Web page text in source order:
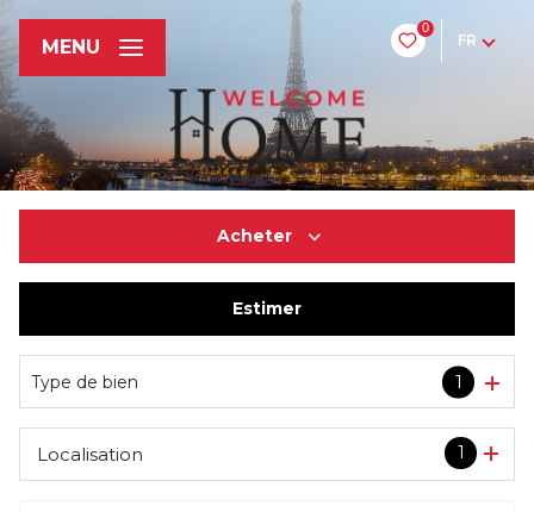
0
FR
MENU
Acheter
Du neuf
Estimer
Type de bien 1
1
Localisation